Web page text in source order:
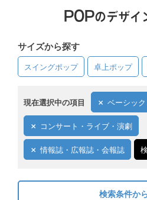
デザインアシスト
フルデザイン
データ修正
写真からイラスト作成
デザイン制作例
ご利用料金
ご利用の流れ
POPのデザイ
サイズから探す
スイングポップ 卓上ポップ
現在選択中の項目 ベーシッ
コンサート・ライブ・演劇
情報誌・広報誌・会報誌
検索条件か